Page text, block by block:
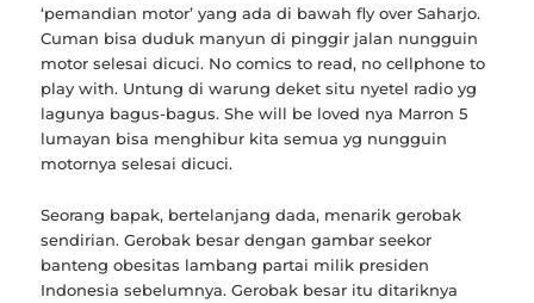
‘pemandian motor’ yang ada di bawah fly over Saharjo.
Cuman bisa duduk manyun di pinggir jalan nungguin
motor selesai dicuci. No comics to read, no cellphone to
play with. Untung di warung deket situ nyetel radio yg
lagunya bagus-bagus. She will be loved nya Marron 5
lumayan bisa menghibur kita semua yg nungguin
motornya selesai dicuci.
Seorang bapak, bertelanjang dada, menarik gerobak
sendirian. Gerobak besar dengan gambar seekor
banteng obesitas lambang partai milik presiden
Indonesia sebelumnya. Gerobak besar itu ditariknya